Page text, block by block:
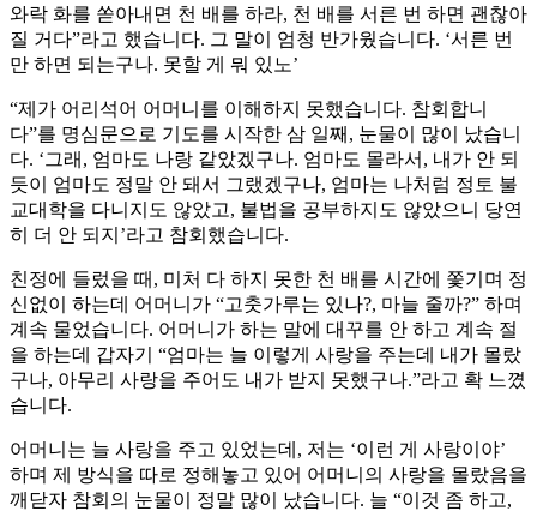
와락 화를 쏟아내면 천 배를 하라, 천 배를 서른 번 하면 괜찮아
질 거다”라고 했습니다. 그 말이 엄청 반가웠습니다. ‘서른 번
만 하면 되는구나. 못할 게 뭐 있노’
“제가 어리석어 어머니를 이해하지 못했습니다. 참회합니
다”를 명심문으로 기도를 시작한 삼 일째, 눈물이 많이 났습니
다. ‘그래, 엄마도 나랑 같았겠구나. 엄마도 몰라서, 내가 안 되
듯이 엄마도 정말 안 돼서 그랬겠구나, 엄마는 나처럼 정토 불
교대학을 다니지도 않았고, 불법을 공부하지도 않았으니 당연
히 더 안 되지’라고 참회했습니다.
친정에 들렀을 때, 미처 다 하지 못한 천 배를 시간에 쫓기며 정
신없이 하는데 어머니가 “고춧가루는 있나?, 마늘 줄까?” 하며
계속 물었습니다. 어머니가 하는 말에 대꾸를 안 하고 계속 절
을 하는데 갑자기 “엄마는 늘 이렇게 사랑을 주는데 내가 몰랐
구나, 아무리 사랑을 주어도 내가 받지 못했구나.”라고 확 느꼈
습니다.
어머니는 늘 사랑을 주고 있었는데, 저는 ‘이런 게 사랑이야’
하며 제 방식을 따로 정해놓고 있어 어머니의 사랑을 몰랐음을
깨닫자 참회의 눈물이 정말 많이 났습니다. 늘 “이것 좀 하고,